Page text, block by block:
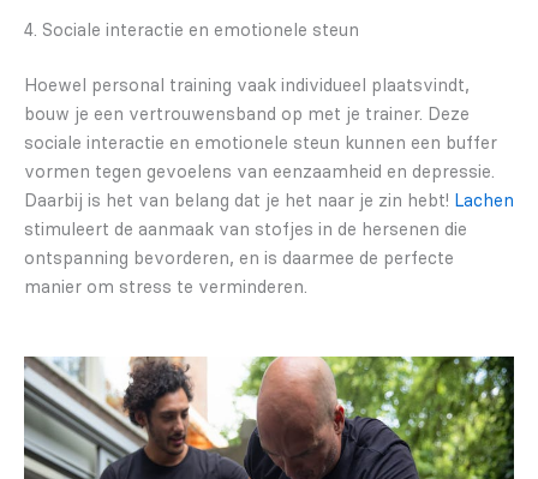
4. Sociale interactie en emotionele steun
Hoewel personal training vaak individueel plaatsvindt,
bouw je een vertrouwensband op met je trainer. Deze
sociale interactie en emotionele steun kunnen een buffer
vormen tegen gevoelens van eenzaamheid en depressie.
Daarbij is het van belang dat je het naar je zin hebt! Lachen
stimuleert de aanmaak van stofjes in de hersenen die
ontspanning bevorderen, en is daarmee de perfecte
manier om stress te verminderen.